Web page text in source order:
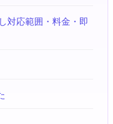
対応範囲・料金・即